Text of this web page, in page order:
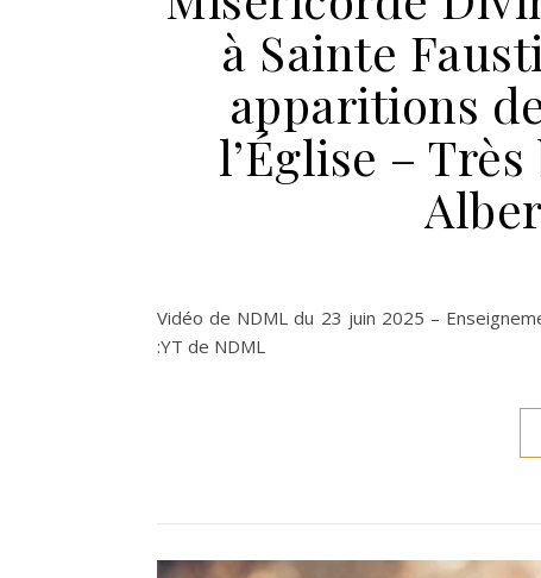
à Sainte
apparitions
l’Église –
Vidéo de NDML du 23 juin 2025 –
:YT de NDML